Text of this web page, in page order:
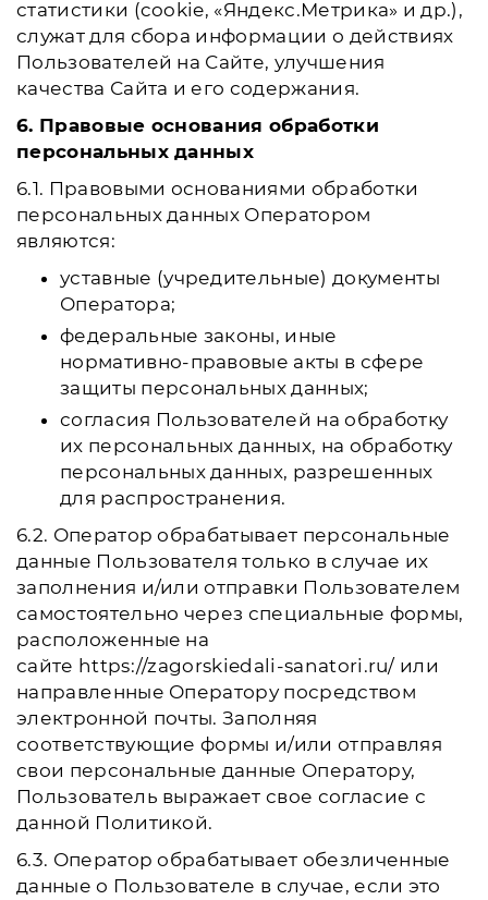
статистики (cookie, «Яндекс.Метрика» и др.),
служат для сбора информации о действиях
Пользователей на Сайте, улучшения
качества Сайта и его содержания.
6. Правовые основания обработки
персональных данных
6.1. Правовыми основаниями обработки
персональных данных Оператором
являются:
уставные (учредительные) документы
Оператора;
федеральные законы, иные
нормативно-правовые акты в сфере
защиты персональных данных;
согласия Пользователей на обработку
их персональных данных, на обработку
персональных данных, разрешенных
для распространения.
6.2. Оператор обрабатывает персональные
данные Пользователя только в случае их
заполнения и/или отправки Пользователем
самостоятельно через специальные формы,
расположенные на
сайте https://zagorskiedali-sanatori.ru/ или
направленные Оператору посредством
электронной почты. Заполняя
соответствующие формы и/или отправляя
свои персональные данные Оператору,
Пользователь выражает свое согласие с
данной Политикой.
6.3. Оператор обрабатывает обезличенные
данные о Пользователе в случае, если это